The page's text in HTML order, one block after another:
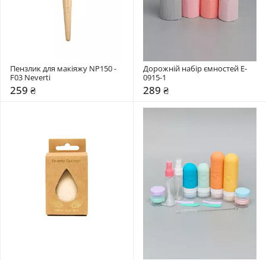
Пензлик для макіяжу NP150 -
F03 Neverti
259 ₴
Дорожній набір ємностей E-
0915-1
289 ₴